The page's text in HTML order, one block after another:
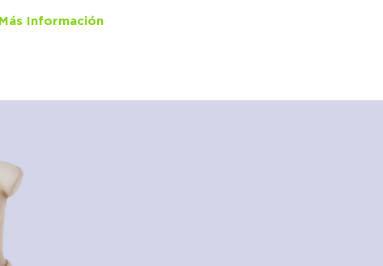
Más Información